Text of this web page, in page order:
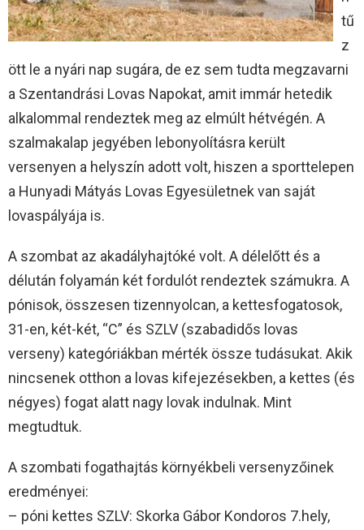
tű
z
ött le a nyári nap sugára, de ez sem tudta megzavarni
a Szentandrási Lovas Napokat, amit immár hetedik
alkalommal rendeztek meg az elmúlt hétvégén. A
szalmakalap jegyében lebonyolításra került
versenyen a helyszín adott volt, hiszen a sporttelepen
a Hunyadi Mátyás Lovas Egyesületnek van saját
lovaspályája is.
A szombat az akadályhajtóké volt. A délelőtt és a
délután folyamán két fordulót rendeztek számukra. A
pónisok, összesen tizennyolcan, a kettesfogatosok,
31-en, két-két, “C” és SZLV (szabadidős lovas
verseny) kategóriákban mérték össze tudásukat. Akik
nincsenek otthon a lovas kifejezésekben, a kettes (és
négyes) fogat alatt nagy lovak indulnak. Mint
megtudtuk.
A szombati fogathajtás környékbeli versenyzőinek
eredményei:
– póni kettes SZLV: Skorka Gábor Kondoros 7.hely,